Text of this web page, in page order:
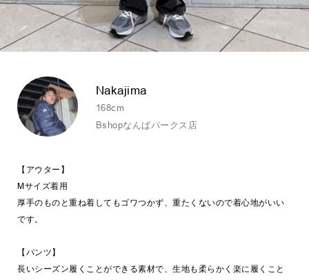
Nakajima
168cm
Bshopなんばパークス店
【アウター】
Mサイズ着用
厚手のものと重ね着してもゴワつかず、重たくないので着心地がいい
です。
【パンツ】
長いシーズン履くことができる素材で、生地も柔らかく楽に履くこと